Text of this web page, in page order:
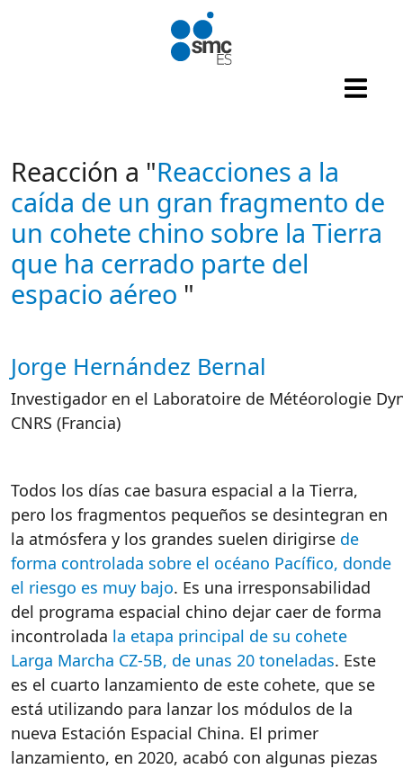
Pasar al contenido principal
Reacción a "Reacciones a la
caída de un gran fragmento de
un cohete chino sobre la Tierra
que ha cerrado parte del
espacio aéreo "
Autor/es reacciones
Jorge Hernández Bernal
Investigador en el Laboratoire de Météorologie
CNRS (Francia)
Todos los días cae basura espacial a la Tierra,
pero los fragmentos pequeños se desintegran en
la atmósfera y los grandes suelen dirigirse de
forma controlada sobre el océano Pacífico, donde
el riesgo es muy bajo. Es una irresponsabilidad
del programa espacial chino dejar caer de forma
incontrolada la etapa principal de su cohete
Larga Marcha CZ-5B, de unas 20 toneladas. Este
es el cuarto lanzamiento de este cohete, que se
está utilizando para lanzar los módulos de la
nueva Estación Espacial China. El primer
lanzamiento, en 2020, acabó con algunas piezas